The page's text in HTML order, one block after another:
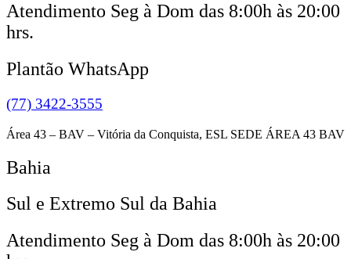
Atendimento Seg à Dom das 8:00h às 20:00
hrs.
Plantão WhatsApp
(77) 3422-3555
Área 43 – BAV – Vitória da Conquista, ESL SEDE ÁREA 43 BAV
Bahia
Sul e Extremo Sul da Bahia
Atendimento Seg à Dom das 8:00h às 20:00